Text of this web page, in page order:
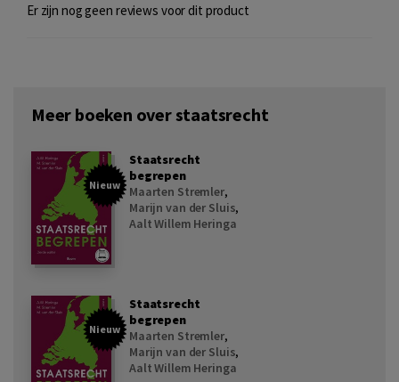
Er zijn nog geen reviews voor dit product
Meer boeken over staatsrecht
Nieuw
Staatsrecht
begrepen
Maarten Stremler,
Marijn van der Sluis,
Aalt Willem Heringa
Nieuw
Staatsrecht
begrepen
Maarten Stremler,
Marijn van der Sluis,
Aalt Willem Heringa